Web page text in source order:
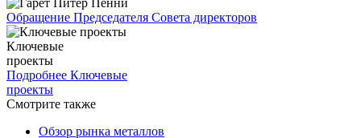
Обращение Председателя Совета директоров
Ключевые
проекты
Подробнее Ключевые
проекты
Смотрите также
Обзор рынка металлов